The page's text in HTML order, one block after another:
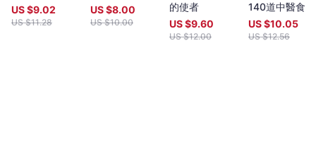
US $9.02
US $11.28
US $8.00
US $10.00
的使者
US $9.60
US $12.00
140道中醫食療
防治都市人常
病
US $10.05
US $12.56